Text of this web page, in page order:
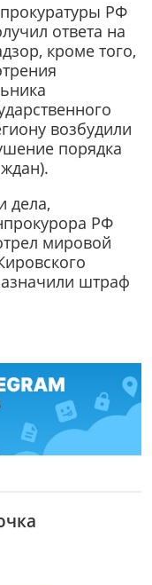
РФ
ответа на
кроме того,
возбудили
порядка
дела,
РФ
мировой
штраф